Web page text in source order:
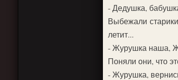
- Дедушка,
Выбежали
летит...
- Журушка наша,
Поняли они, что
- Журушка,